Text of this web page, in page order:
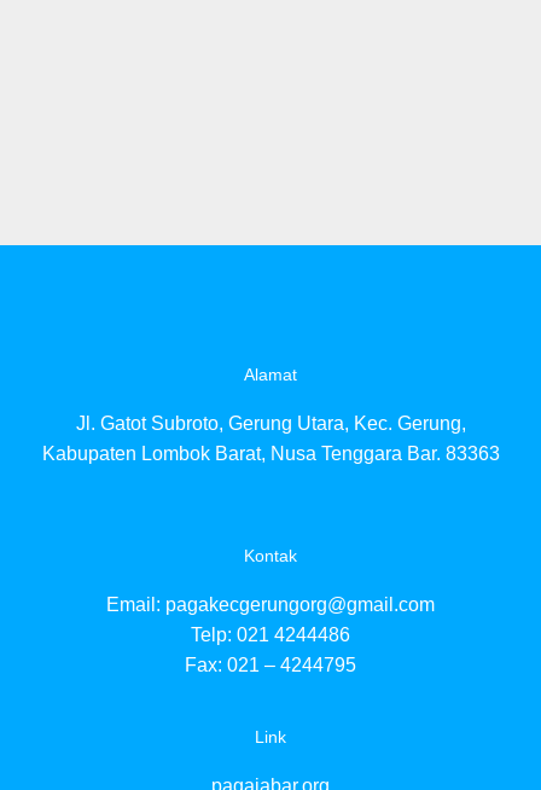
Alamat
Jl. Gatot Subroto, Gerung Utara, Kec. Gerung,
Kabupaten Lombok Barat, Nusa Tenggara Bar. 83363
Kontak
Email: pagakecgerungorg@gmail.com
Telp: 021 4244486
Fax: 021 – 4244795
Link
pagajabar.org